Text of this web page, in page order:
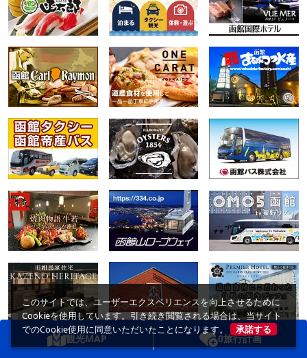
観光MAP 0旅行計画
このサイトでは、ユーザーエクスペリエンスを向上させるために
Cookieを使用しています。引き続き閲覧される場合は、当サイト
でのCookie使用に同意いただいたことになります。
承諾する